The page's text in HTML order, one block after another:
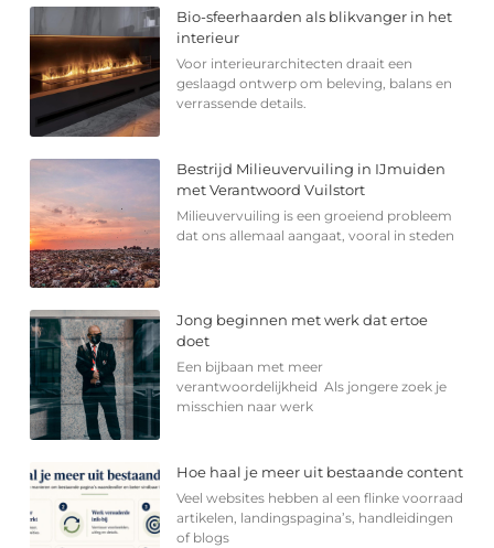
Bio-sfeerhaarden als blikvanger in het
interieur
Voor interieurarchitecten draait een
geslaagd ontwerp om beleving, balans en
verrassende details.
Bestrijd Milieuvervuiling in IJmuiden
met Verantwoord Vuilstort
Milieuvervuiling is een groeiend probleem
dat ons allemaal aangaat, vooral in steden
Jong beginnen met werk dat ertoe
doet
Een bijbaan met meer
verantwoordelijkheid Als jongere zoek je
misschien naar werk
Hoe haal je meer uit bestaande content
Veel websites hebben al een flinke voorraad
artikelen, landingspagina’s, handleidingen
of blogs